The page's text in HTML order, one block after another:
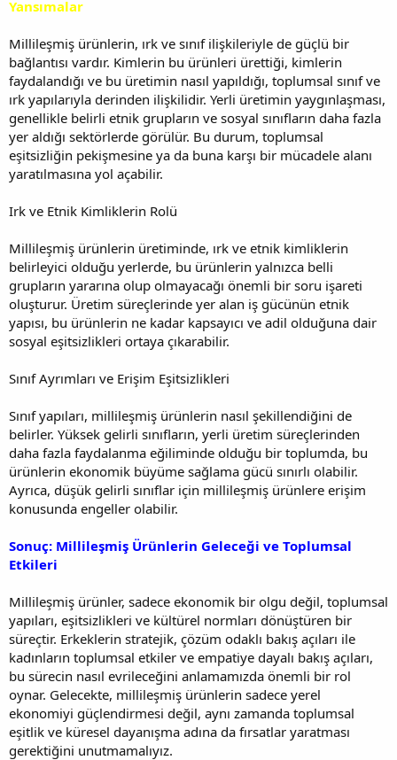
Yansımalar
Millileşmiş ürünlerin, ırk ve sınıf ilişkileriyle de güçlü bir
bağlantısı vardır. Kimlerin bu ürünleri ürettiği, kimlerin
faydalandığı ve bu üretimin nasıl yapıldığı, toplumsal sınıf ve
ırk yapılarıyla derinden ilişkilidir. Yerli üretimin yaygınlaşması,
genellikle belirli etnik grupların ve sosyal sınıfların daha fazla
yer aldığı sektörlerde görülür. Bu durum, toplumsal
eşitsizliğin pekişmesine ya da buna karşı bir mücadele alanı
yaratılmasına yol açabilir.
Irk ve Etnik Kimliklerin Rolü
Millileşmiş ürünlerin üretiminde, ırk ve etnik kimliklerin
belirleyici olduğu yerlerde, bu ürünlerin yalnızca belli
grupların yararına olup olmayacağı önemli bir soru işareti
oluşturur. Üretim süreçlerinde yer alan iş gücünün etnik
yapısı, bu ürünlerin ne kadar kapsayıcı ve adil olduğuna dair
sosyal eşitsizlikleri ortaya çıkarabilir.
Sınıf Ayrımları ve Erişim Eşitsizlikleri
Sınıf yapıları, millileşmiş ürünlerin nasıl şekillendiğini de
belirler. Yüksek gelirli sınıfların, yerli üretim süreçlerinden
daha fazla faydalanma eğiliminde olduğu bir toplumda, bu
ürünlerin ekonomik büyüme sağlama gücü sınırlı olabilir.
Ayrıca, düşük gelirli sınıflar için millileşmiş ürünlere erişim
konusunda engeller olabilir.
Sonuç: Millileşmiş Ürünlerin Geleceği ve Toplumsal
Etkileri
Millileşmiş ürünler, sadece ekonomik bir olgu değil, toplumsal
yapıları, eşitsizlikleri ve kültürel normları dönüştüren bir
süreçtir. Erkeklerin stratejik, çözüm odaklı bakış açıları ile
kadınların toplumsal etkiler ve empatiye dayalı bakış açıları,
bu sürecin nasıl evrileceğini anlamamızda önemli bir rol
oynar. Gelecekte, millileşmiş ürünlerin sadece yerel
ekonomiyi güçlendirmesi değil, aynı zamanda toplumsal
eşitlik ve küresel dayanışma adına da fırsatlar yaratması
gerektiğini unutmamalıyız.